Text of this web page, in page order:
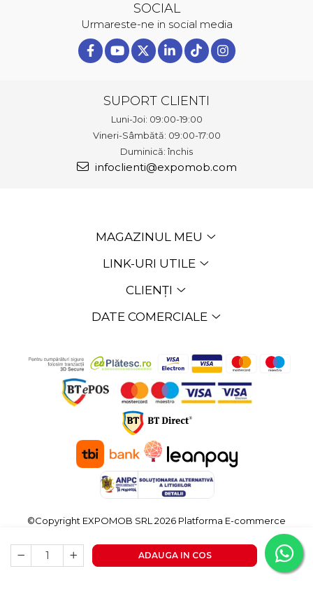
ADAUGA IN COS
SOCIAL
Urmareste-ne in social media
SUPORT CLIENTI
Luni-Joi: 09:00-19:00
Vineri-Sâmbătă: 09:00-17:00
Duminică: închis
infoclienti@expomob.com
MAGAZINUL MEU
LINK-URI UTILE
CLIENȚI
DATE COMERCIALE
©Copyright EXPOMOB SRL 2026 Platforma E-commerce